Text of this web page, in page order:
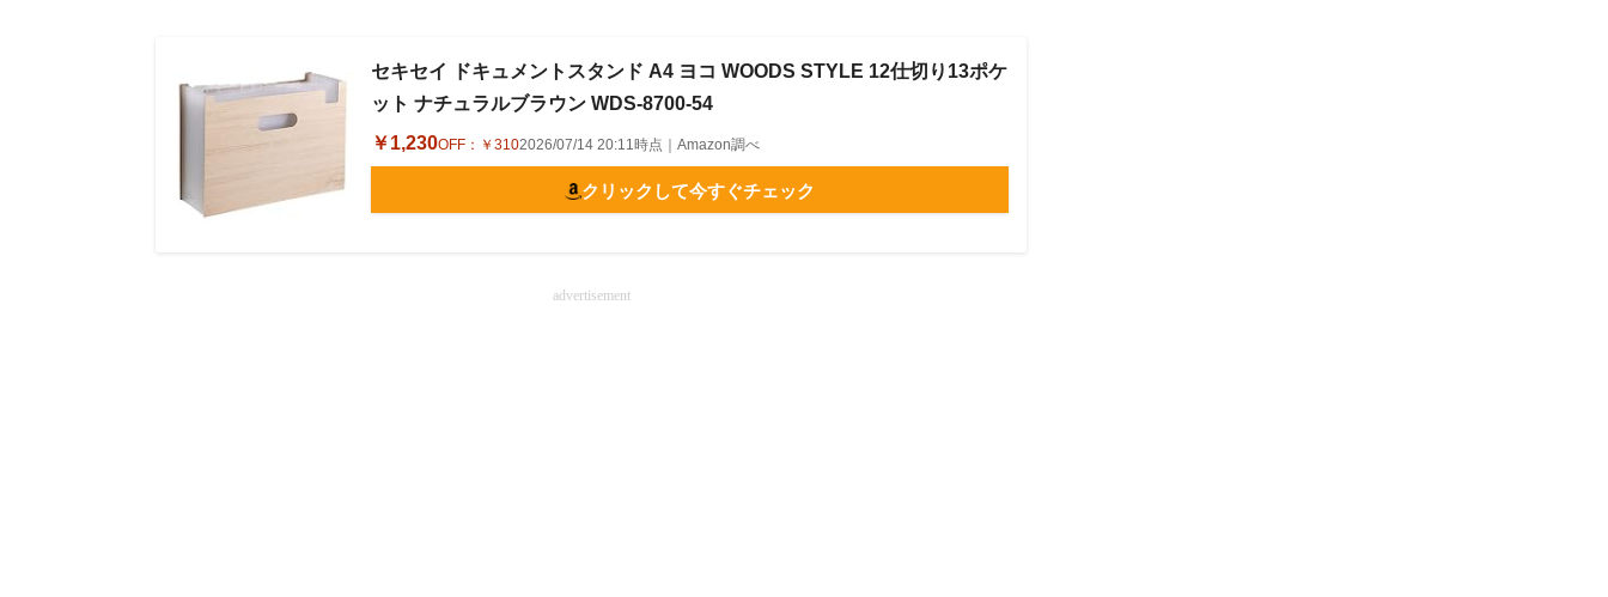
セキセイ ドキュメントスタンド A4 ヨコ WOODS STYLE 12仕切り13ポケ
ット ナチュラルブラウン WDS-8700-54
￥1,230OFF： ￥3102026/07/14 20:11時点｜Amazon調べ
クリックして今すぐチェック
advertisement